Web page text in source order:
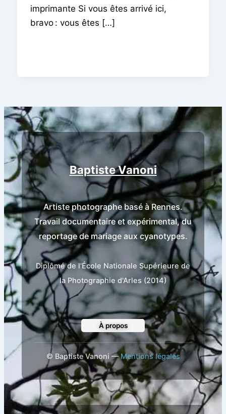
imprimante Si vous êtes arrivé ici,
bravo : vous êtes […]
Baptiste Vanoni
Artiste photographe basé à Rennes.
Travail documentaire et expérimental, du
reportage de mariage aux cyanotypes.
Diplômé de l'École Nationale Supérieure de
la Photographie d'Arles (2014)
À propos
© Baptiste Vanoni —Mentions légales